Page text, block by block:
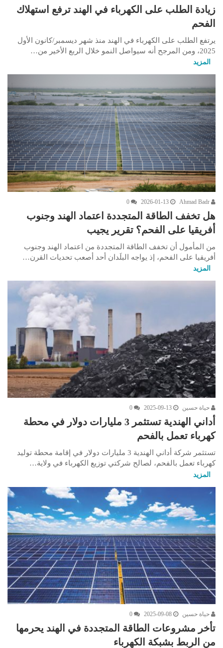
زيادة الطلب على الكهرباء في الهند ترفع استهلاك
الفحم
يرتفع الطلب على الكهرباء في الهند منذ شهر ديسمبر/كانون الأول
2025، ومن المرجح أنه سيواصل النمو خلال الربع الأخير من…
المزيد
2026-01-13
0
هل تخفف الطاقة المتجددة اعتماد الهند وجنوب
أفريقيا على الفحم؟ تقرير يجيب
من المأمول أن تخفف الطاقة المتجددة من اعتماد الهند وجنوب
أفريقيا على الفحم، إذ يواجه البلَدان أحد أصعب تحديات القرن…
المزيد
حياة حسين 2025-09-13
0
أداني الهندية تستثمر 3 مليارات دولار في محطة
كهرباء تعمل بالفحم
تستثمر شركة أداني الهندية 3 مليارات دولار في إقامة محطة توليد
كهرباء تعمل بالفحم، لصالح شركتي توزيع الكهرباء في ولاية…
المزيد
حياة حسين 2025-09-08
0
تأخر مشروعات الطاقة المتجددة في الهند يحرمها
من الربط بشبكة الكهرباء